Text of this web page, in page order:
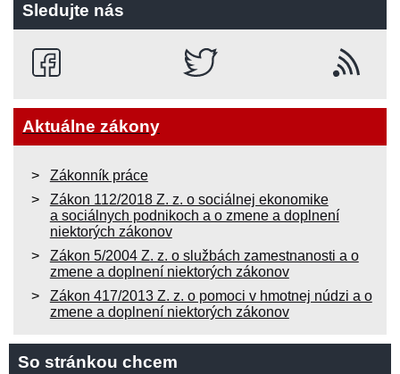
Sledujte nás
Aktuálne zákony
Zákonník práce
Zákon 112/2018 Z. z. o sociálnej ekonomike
a sociálnych podnikoch a o zmene a doplnení
niektorých zákonov
Zákon 5/2004 Z. z. o službách zamestnanosti a o
zmene a doplnení niektorých zákonov
Zákon 417/2013 Z. z. o pomoci v hmotnej núdzi a o
zmene a doplnení niektorých zákonov
So stránkou chcem